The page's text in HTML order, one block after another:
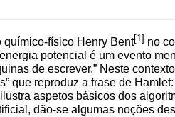
químico-físico Henry Bent[1] no
potencial é um evento
de escrever.” Neste
que reproduz a frase de
aspetos básicos dos
dão-se algumas noções